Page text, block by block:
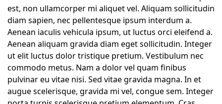
est, non ullamcorper mi aliquet vel. Aliquam sollicitudin
diam sapien, nec pellentesque ipsum interdum a.
Aenean iaculis vehicula ipsum, ut luctus orci eleifend a.
Aenean aliquam gravida diam eget sollicitudin. Integer
ut elit luctus dolor tristique pretium. Vestibulum nec
commodo metus. Nam a dolor vel quam finibus
pulvinar eu vitae nisi. Sed vitae gravida magna. In et
augue scelerisque, gravida mi vel, congue sem. Integer